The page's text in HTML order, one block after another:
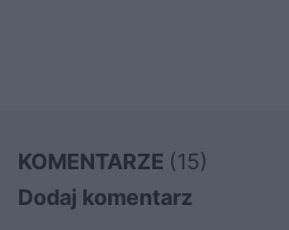
KOMENTARZE (15)
Dodaj komentarz